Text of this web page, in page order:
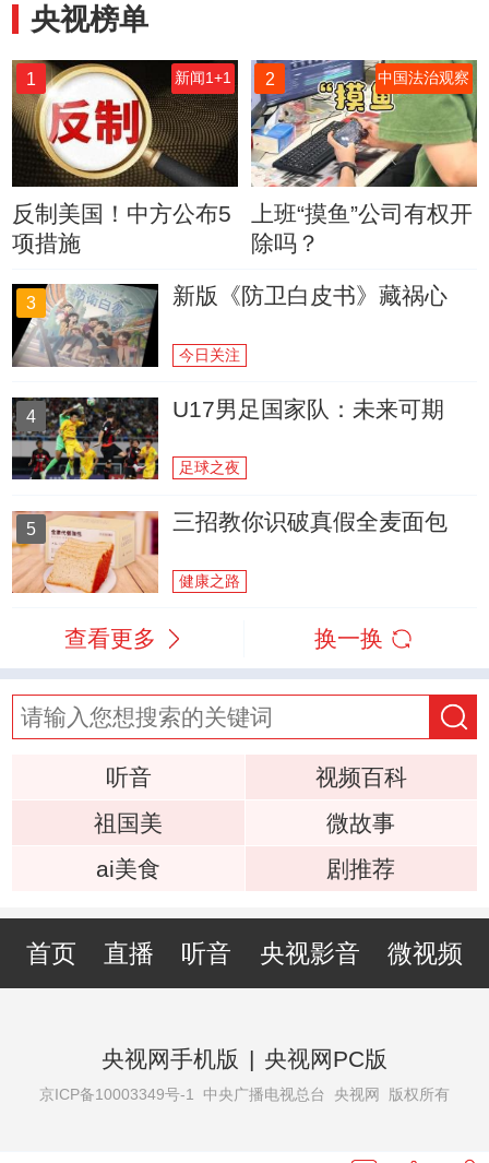
央视榜单
1 新闻1+1
反制美国！中方公布5
项措施
2 中国法治观察
上班“摸鱼”公司有权开
除吗？
3 新版《防卫白皮书》藏祸心
今日关注
4 U17男足国家队：未来可期
足球之夜
5 三招教你识破真假全麦面包
健康之路
查看更多 换一换
听音
视频百科
祖国美
微故事
ai美食
剧推荐
首页 直播 听音 央视影音 微视频
央视网手机版 | 央视网PC版
京ICP备10003349号-1 中央广播电视总台 央视网 版权所有